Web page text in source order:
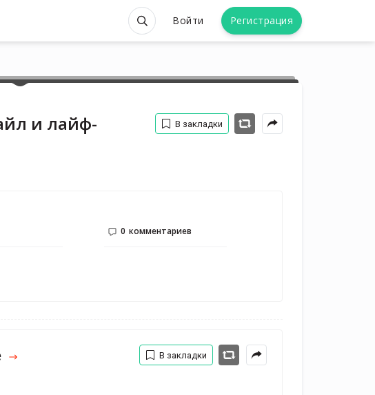
Войти Регистрация
и лайф-
0 комментариев
В закладки
В закладки